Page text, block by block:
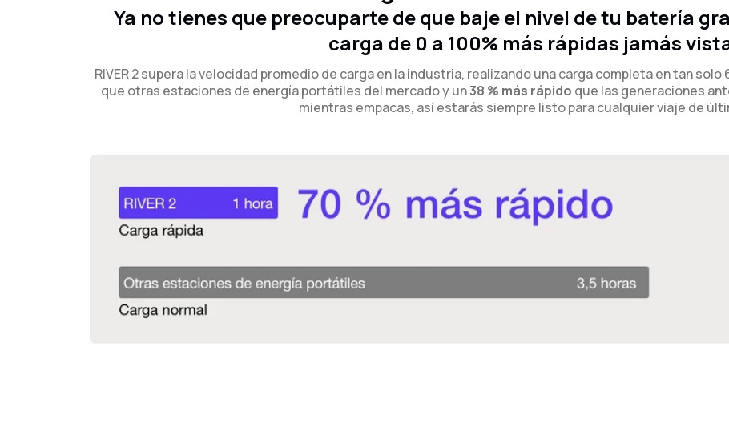
Ya no tienes que preocuparte de que baje el nivel de tu batería
carga de 0 a 100% más rápidas jamás
RIVER 2 supera la velocidad promedio de carga en la industria, realizando una carga completa en tan solo
que otras estaciones de energía portátiles del mercado y un38 % más rápido que las generaciones
mientras empacas, así estarás siempre listo para cualquier viaje de